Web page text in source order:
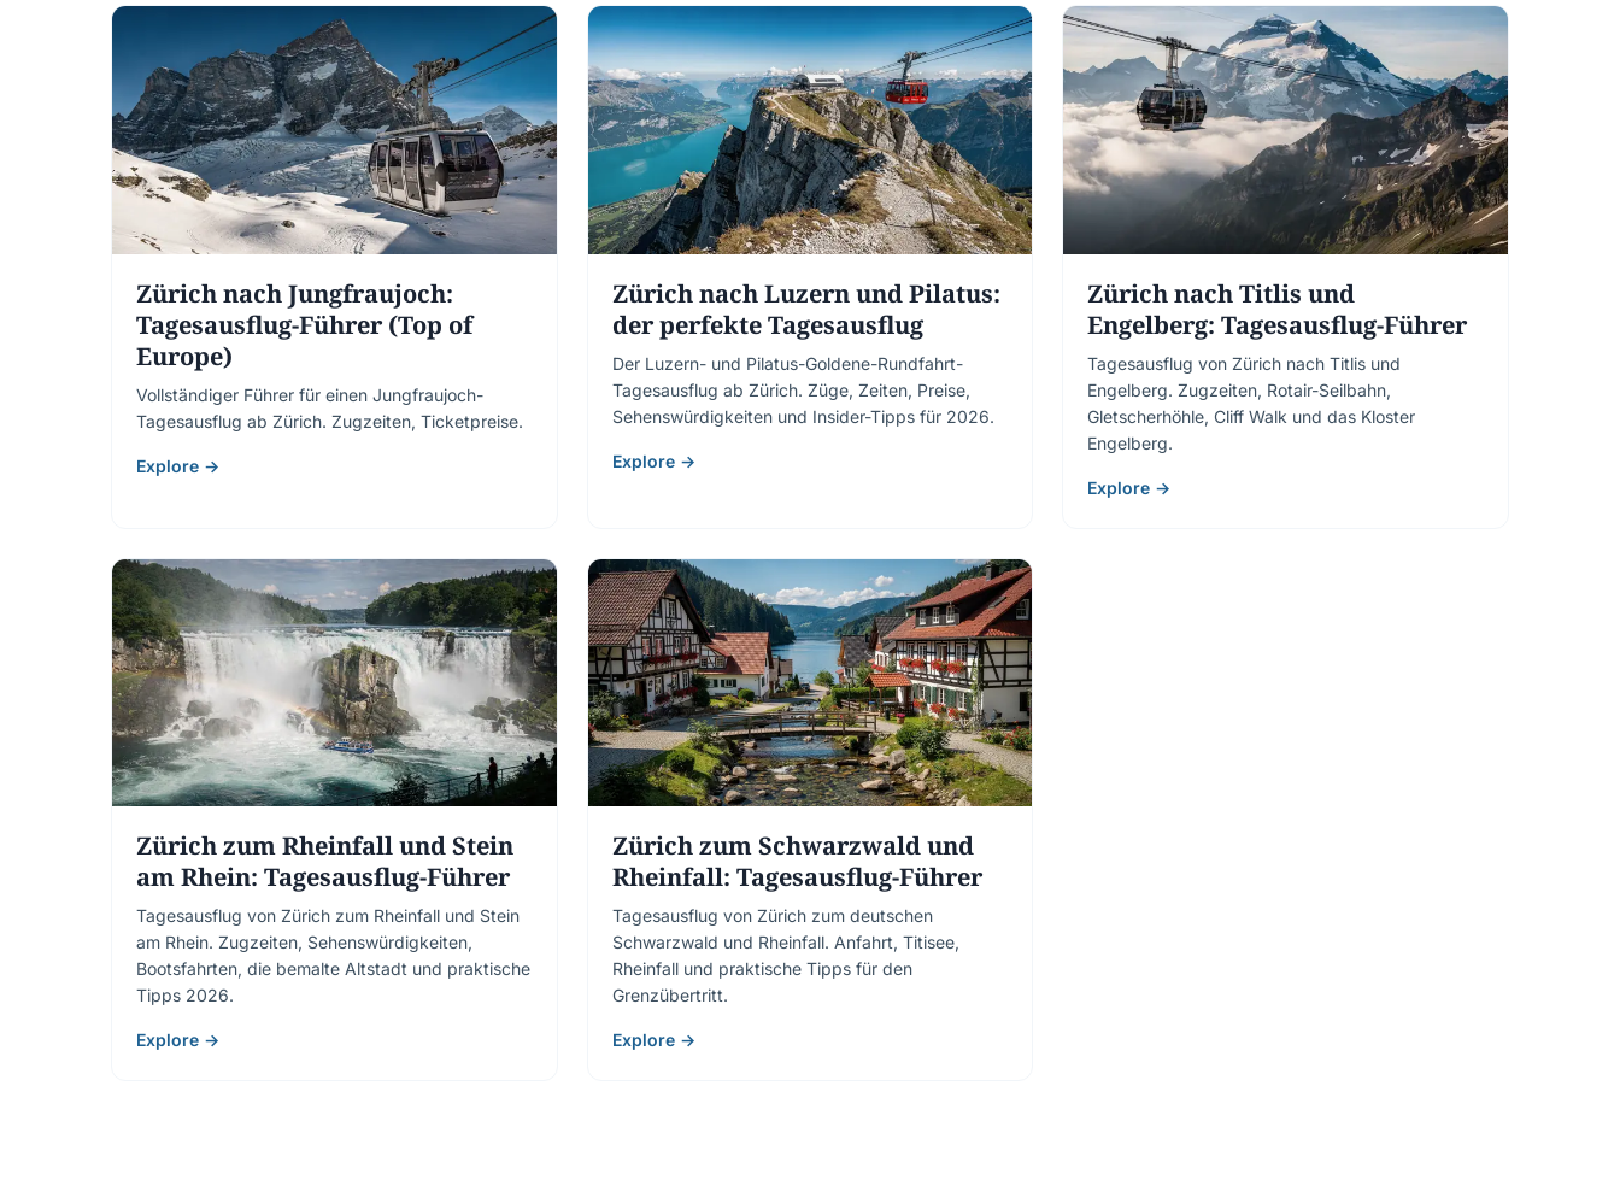
Zürich nach Jungfraujoch:
Tagesausflug-Führer (Top of
Europe)
Vollständiger Führer für einen Jungfraujoch-
Tagesausflug ab Zürich. Zugzeiten, Ticketpreise.
Explore →
Zürich nach Luzern und Pilatus:
der perfekte Tagesausflug
Der Luzern- und Pilatus-Goldene-Rundfahrt-
Tagesausflug ab Zürich. Züge, Zeiten, Preise,
Sehenswürdigkeiten und Insider-Tipps für 2026.
Explore →
Zürich nach Titlis und
Engelberg: Tagesausflug-Führer
Tagesausflug von Zürich nach Titlis und
Engelberg. Zugzeiten, Rotair-Seilbahn,
Gletscherhöhle, Cliff Walk und das Kloster
Engelberg.
Explore →
Zürich zum Rheinfall und Stein
am Rhein: Tagesausflug-Führer
Tagesausflug von Zürich zum Rheinfall und Stein
am Rhein. Zugzeiten, Sehenswürdigkeiten,
Bootsfahrten, die bemalte Altstadt und praktische
Tipps 2026.
Explore →
Zürich zum Schwarzwald und
Rheinfall: Tagesausflug-Führer
Tagesausflug von Zürich zum deutschen
Schwarzwald und Rheinfall. Anfahrt, Titisee,
Rheinfall und praktische Tipps für den
Grenzübertritt.
Explore →